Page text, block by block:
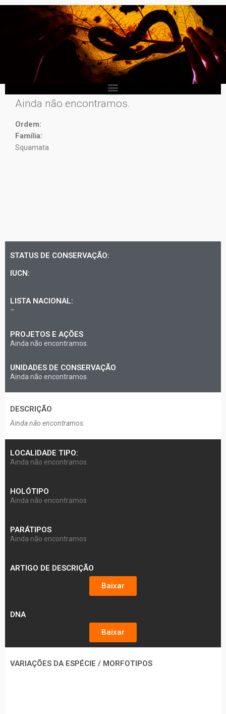
Ainda não encontramos.
Ordem:
Família:
Squamata
STATUS DE CONSERVAÇÃO:
IUCN:
LISTA NACIONAL:
–
PROJETOS E AÇÕES
Ainda não encontramos.
UNIDADES DE CONSERVAÇÃO
Ainda não encontramos.
DESCRIÇÃO​
Ainda não encontramos.
LOCALIDADE TIPO:
Ainda não encontramos.
HOLÓTIPO
Ainda não encontramos
PARÁTIPOS
Ainda não encontramos
ARTIGO DE DESCRIÇÃO
Baixar
DNA
Baixar
VARIAÇÕES DA ESPÉCIE / MORFOTIPOS